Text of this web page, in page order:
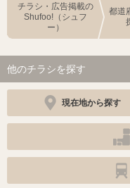
チラシ・広告掲載の
Shufoo!（シュフ
ー）
都道
他のチラシを探す
現在地から探す